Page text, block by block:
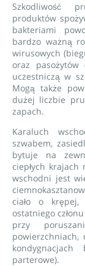
Szkodliwość
produktów
bakteriami
bardzo ważną
wirusowych
oraz
uczestniczą w
Mogą także
dużej liczbie
zapach.
Karaluch
szwabem,
bytuje na
ciepłych krajach
wschodni jest
ciało o krępej,
ostatniego
przy
powierzchniach,
parterowe).